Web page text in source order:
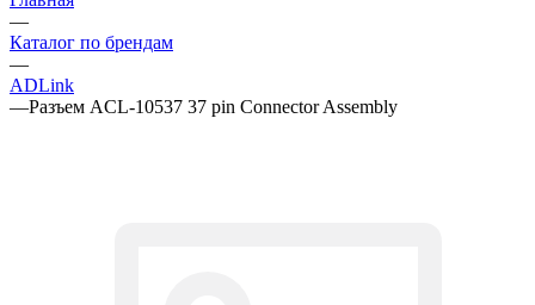
—
Каталог по брендам
—
ADLink
—Разъем ACL-10537 37 pin Connector Assembly